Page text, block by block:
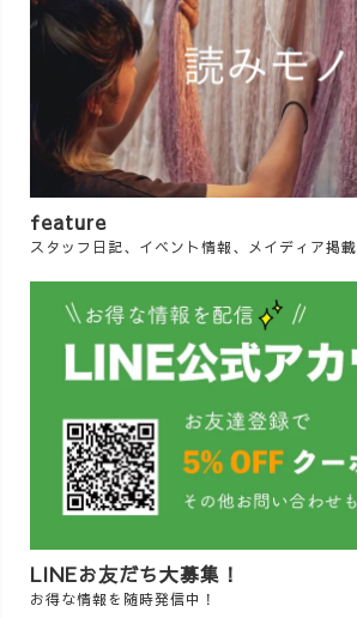
feature
スタッフ日記、イベント情報、メイディア掲載
LINEお友だち大募集！
お得な情報を随時発信中！